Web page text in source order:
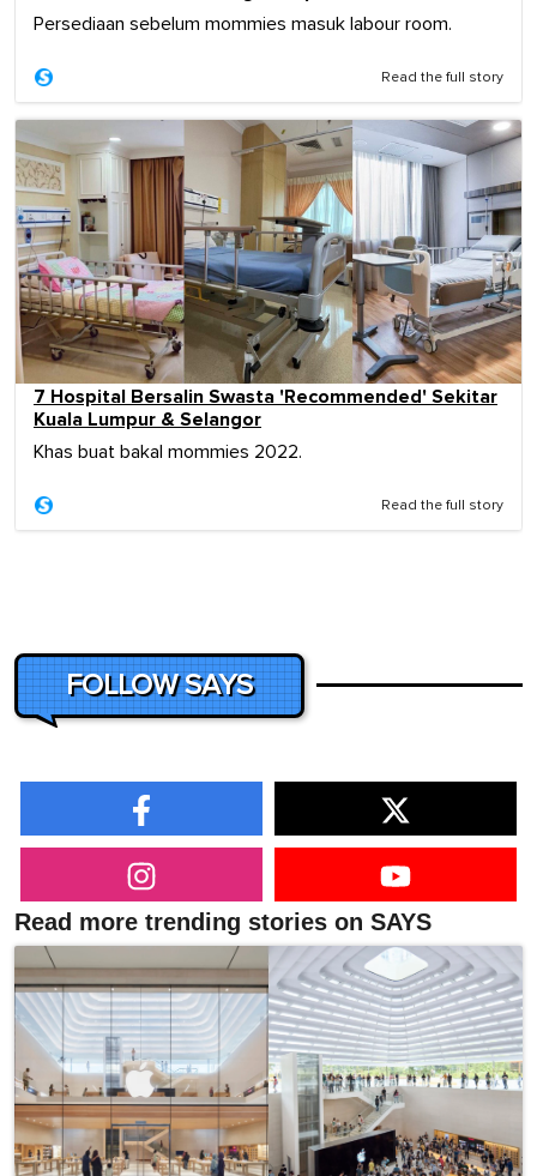
Persediaan sebelum mommies masuk labour room.
Read the full story
7 Hospital Bersalin Swasta 'Recommended' Sekitar
Kuala Lumpur & Selangor
Khas buat bakal mommies 2022.
Read the full story
FOLLOW SAYS
Read more trending stories on SAYS